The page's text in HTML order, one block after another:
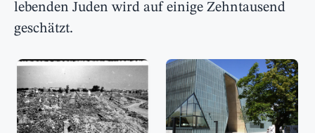
lebenden Juden wird auf einige Zehntausend
geschätzt.